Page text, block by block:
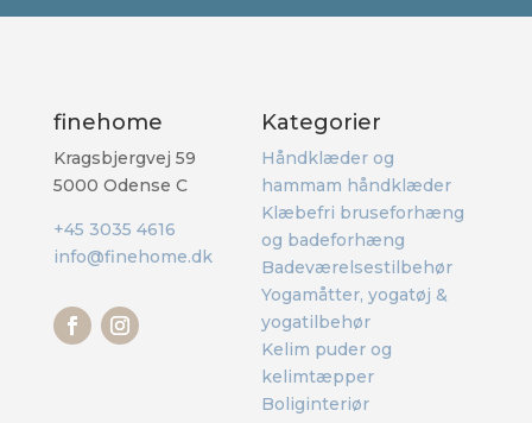
finehome
Kragsbjergvej 59
5000 Odense C
+45 3035 4616
info@finehome.dk
Kategorier
Håndklæder og
hammam håndklæder
Klæbefri bruseforhæng
og badeforhæng
Badeværelsestilbehør
Yogamåtter, yogatøj &
yogatilbehør
Kelim puder og
kelimtæpper
Boliginteriør